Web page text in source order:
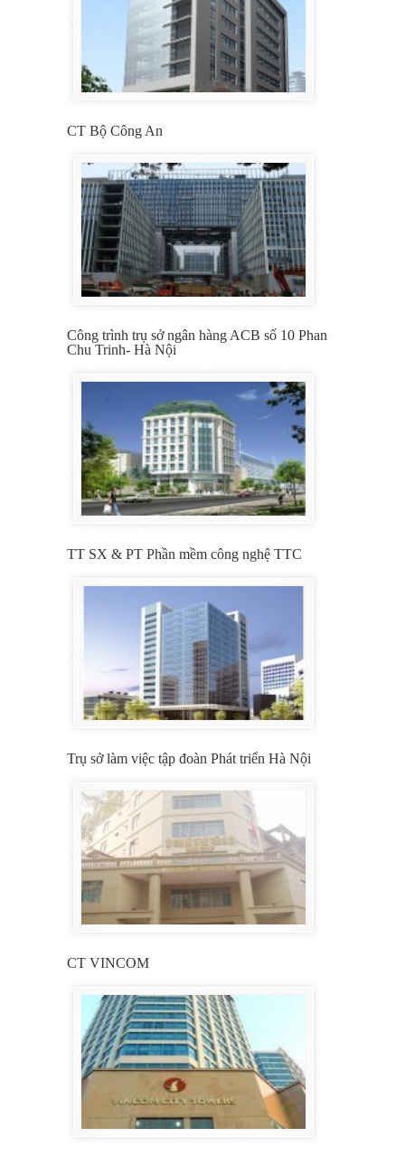
CT Bộ Công An
Công trình trụ sở ngân hàng ACB số 10 Phan
Chu Trinh- Hà Nội
TT SX & PT Phần mềm công nghệ TTC
Trụ sở làm việc tập đoàn Phát triển Hà Nội
CT VINCOM